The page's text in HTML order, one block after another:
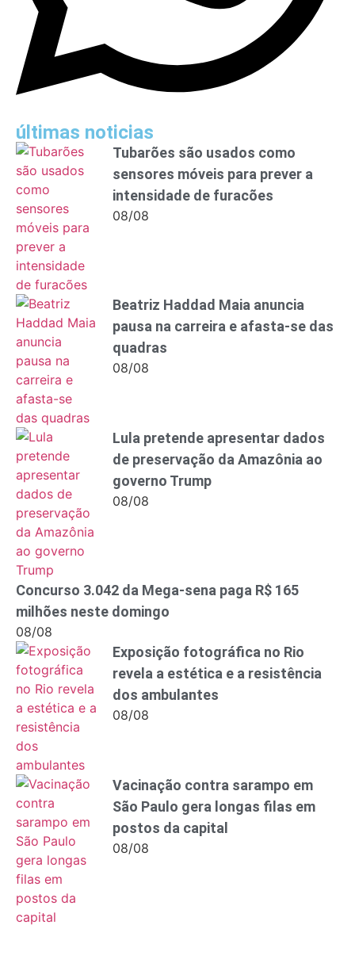
últimas noticias
Tubarões são usados como
sensores móveis para prever a
intensidade de furacões
08/08
Beatriz Haddad Maia anuncia
pausa na carreira e afasta-se das
quadras
08/08
Lula pretende apresentar dados
de preservação da Amazônia ao
governo Trump
08/08
Concurso 3.042 da Mega-sena paga R$ 165
milhões neste domingo
08/08
Exposição fotográfica no Rio
revela a estética e a resistência
dos ambulantes
08/08
Vacinação contra sarampo em
São Paulo gera longas filas em
postos da capital
08/08